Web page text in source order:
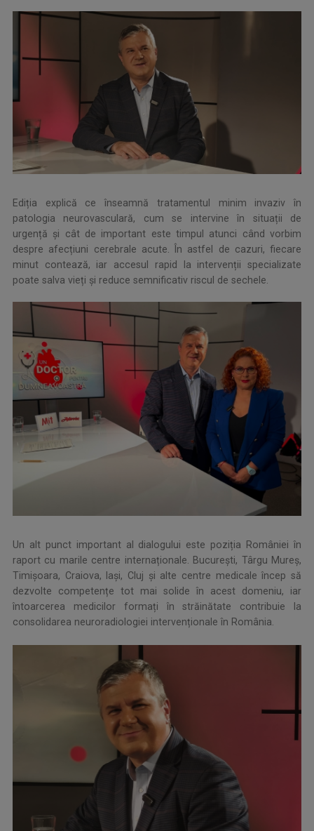
Ediția explică ce înseamnă tratamentul minim invaziv în
patologia neurovasculară, cum se intervine în situații de
urgență și cât de important este timpul atunci când vorbim
despre afecțiuni cerebrale acute. În astfel de cazuri, fiecare
minut contează, iar accesul rapid la intervenții specializate
poate salva vieți și reduce semnificativ riscul de sechele.
Un alt punct important al dialogului este poziția României în
raport cu marile centre internaționale. București, Târgu Mureş,
Timișoara, Craiova, Iaşi, Cluj și alte centre medicale încep să
dezvolte competențe tot mai solide în acest domeniu, iar
întoarcerea medicilor formați în străinătate contribuie la
consolidarea neuroradiologiei intervenționale în România.